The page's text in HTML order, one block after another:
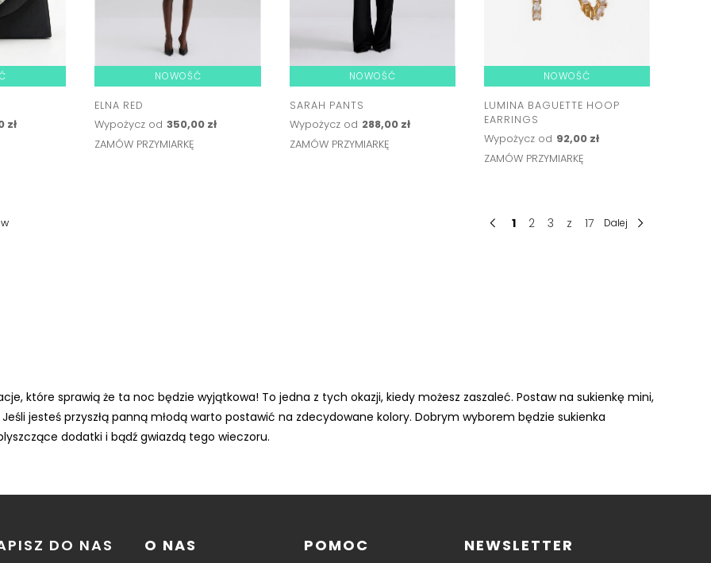
zł
NOWOŚĆ
ELNA RED
Wypożycz od 350,00 zł
ZAMÓW PRZYMIARKĘ
NOWOŚĆ
SARAH PANTS
Wypożycz od 288,00 zł
ZAMÓW PRZYMIARKĘ
NOWOŚĆ
LUMINA BAGUETTE HOOP
EARRINGS
Wypożycz od 92,00 zł
ZAMÓW PRZYMIARKĘ
1 2 3 z 17 Dalej
które sprawią że ta noc będzie wyjątkowa! To jedna z tych okazji, kiedy możesz zaszaleć. Postaw na sukienkę mini,
jesteś przyszłą panną młodą warto postawić na zdecydowane kolory. Dobrym wyborem będzie sukienka
dodatki i bądź gwiazdą tego wieczoru.
DO NAS O NAS POMOC NEWSLETTER